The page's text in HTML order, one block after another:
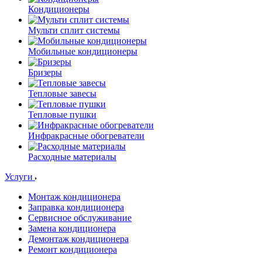
Кондиционеры
Мульти сплит системы
Мобильные кондиционеры
Бризеры
Тепловые завесы
Тепловые пушки
Инфракрасные обогреватели
Расходные материалы
Услуги
Монтаж кондиционера
Заправка кондиционера
Сервисное обслуживание
Замена кондиционера
Демонтаж кондиционера
Ремонт кондиционера